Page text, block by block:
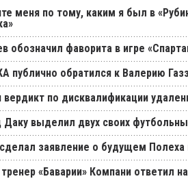
меня по тому, каким я был в
обозначил фаворита в игре
публично обратился к Валерию
вердикт по дисквалификации
Даку выделил двух своих
сделал заявление о будущем
«Баварии» Компани ответил